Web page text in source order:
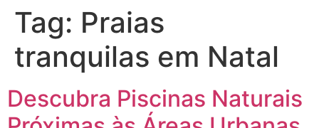
Tag: Praias
tranquilas em Natal
Descubra Piscinas Naturais